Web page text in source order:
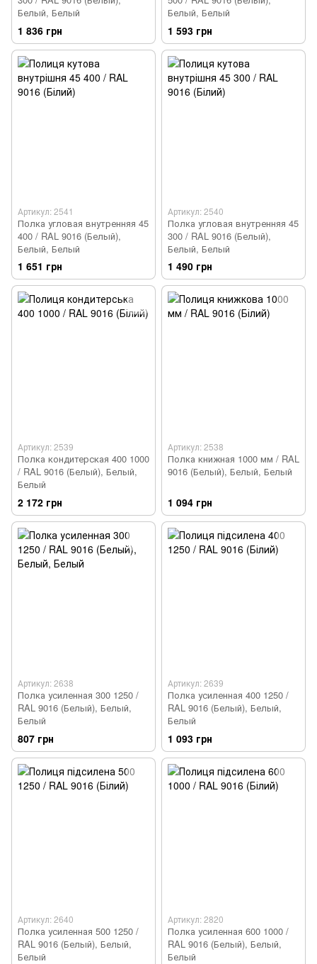
Белый, Белый
1 836 грн
Белый, Белый
1 593 грн
Артикул: 2541
Полка угловая внутренняя 45
400 / RAL 9016 (Белый),
Белый, Белый
1 651 грн
Артикул: 2540
Полка угловая внутренняя 45
300 / RAL 9016 (Белый),
Белый, Белый
1 490 грн
Артикул: 2539
Полка кондитерская 400 1000
/ RAL 9016 (Белый), Белый,
Белый
2 172 грн
Артикул: 2538
Полка книжная 1000 мм / RAL
9016 (Белый), Белый, Белый
1 094 грн
Артикул: 2638
Полка усиленная 300 1250 /
RAL 9016 (Белый), Белый,
Белый
807 грн
Артикул: 2639
Полка усиленная 400 1250 /
RAL 9016 (Белый), Белый,
Белый
1 093 грн
Артикул: 2640
Полка усиленная 500 1250 /
RAL 9016 (Белый), Белый,
Белый
Артикул: 2820
Полка усиленная 600 1000 /
RAL 9016 (Белый), Белый,
Белый